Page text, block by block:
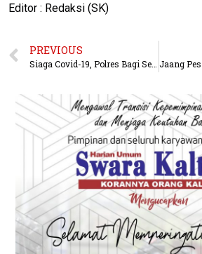
Editor : Redaksi (SK)
PREVIOUS
Siaga Covid-19, Polres Bagi Sembako